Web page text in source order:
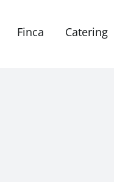
Finca Catering